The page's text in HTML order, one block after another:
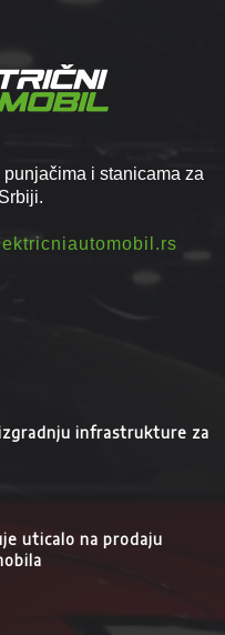
i stanicama za
infrastrukture za
uticalo na prodaju